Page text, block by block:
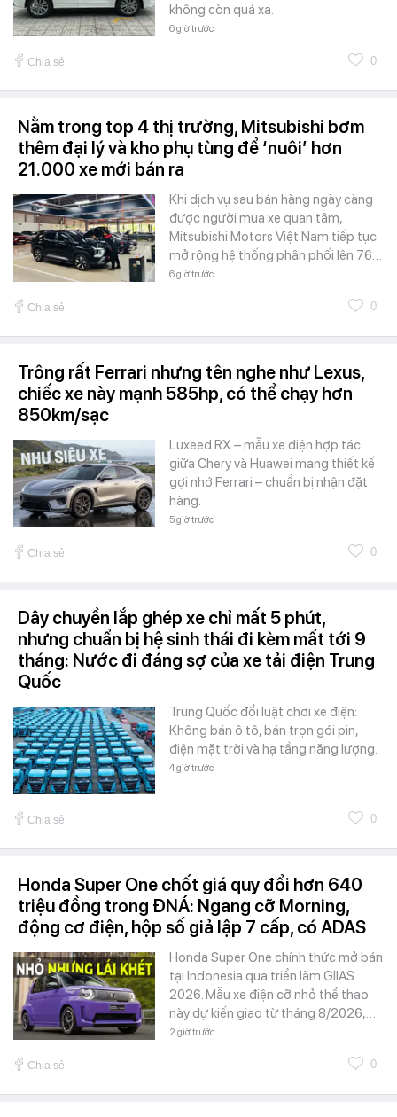
không còn quá xa.
6 giờ trước
Chia sẻ 0
Nằm trong top 4 thị trường, Mitsubishi bơm
thêm đại lý và kho phụ tùng để ‘nuôi’ hơn
21.000 xe mới bán ra
Khi dịch vụ sau bán hàng ngày càng
được người mua xe quan tâm,
Mitsubishi Motors Việt Nam tiếp tục
mở rộng hệ thống phân phối lên 76…
6 giờ trước
Chia sẻ 0
Trông rất Ferrari nhưng tên nghe như Lexus,
chiếc xe này mạnh 585hp, có thể chạy hơn
850km/sạc
Luxeed RX – mẫu xe điện hợp tác
giữa Chery và Huawei mang thiết kế
gợi nhớ Ferrari – chuẩn bị nhận đặt
hàng.
5 giờ trước
Chia sẻ 0
Dây chuyền lắp ghép xe chỉ mất 5 phút,
nhưng chuẩn bị hệ sinh thái đi kèm mất tới 9
tháng: Nước đi đáng sợ của xe tải điện Trung
Quốc
Trung Quốc đổi luật chơi xe điện:
Không bán ô tô, bán trọn gói pin,
điện mặt trời và hạ tầng năng lượng.
4 giờ trước
Chia sẻ 0
Honda Super One chốt giá quy đổi hơn 640
triệu đồng trong ĐNÁ: Ngang cỡ Morning,
động cơ điện, hộp số giả lập 7 cấp, có ADAS
Honda Super One chính thức mở bán
tại Indonesia qua triển lãm GIIAS
2026. Mẫu xe điện cỡ nhỏ thể thao
này dự kiến giao từ tháng 8/2026,…
2 giờ trước
Chia sẻ 0